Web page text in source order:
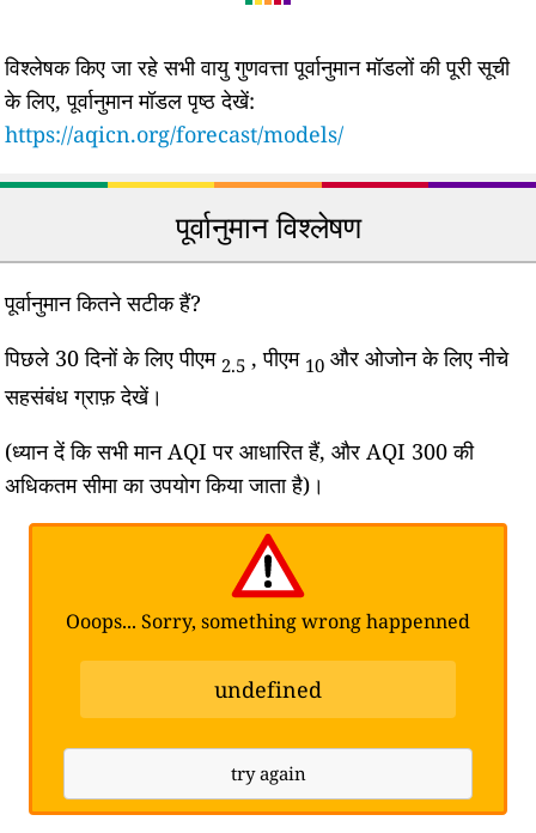
विश्लेषक किए जा रहे सभी वायु गुणवत्ता पूर्वानुमान मॉडलों की पूरी सूची
के लिए, पूर्वानुमान मॉडल पृष्ठ देखें:
https://aqicn.org/forecast/models/
पूर्वानुमान विश्लेषण
पूर्वानुमान कितने सटीक हैं?
पिछले 30 दिनों के लिए पीएम 2.5 , पीएम 10 और ओजोन के लिए नीचे
सहसंबंध ग्राफ़ देखें।
(ध्यान दें कि सभी मान AQI पर आधारित हैं, और AQI 300 की
अधिकतम सीमा का उपयोग किया जाता है)।
Ooops... Sorry, something wrong happenned
undefined
try again